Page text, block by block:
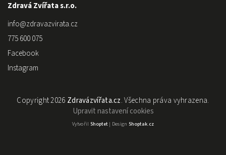
Zdravá Zvířata s.r.o.
info@zdravazvirata.cz
775 600 075
Facebook
Instagram
Copyright 2026 Zdravázvířata.cz. Všechna práva vyhrazena.
Upravit nastavení cookies
Vytvořil Shoptet| Design Shoptak.cz